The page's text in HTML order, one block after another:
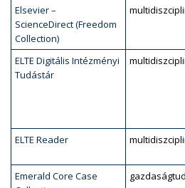
Elsevier –
ScienceDirect (Freedom
Collection)
ELTE Digitális Intézményi
Tudástár
ELTE Reader
Emerald Core Case